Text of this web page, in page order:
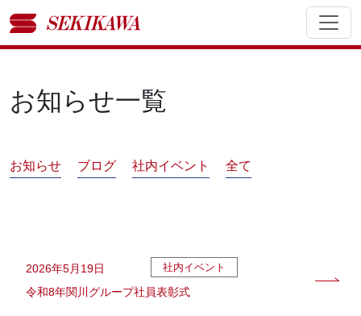
お知らせ一覧
お知らせ ブログ 社内イベント 全て
2026年5月19日 社内イベント
令和8年関川グループ社員表彰式